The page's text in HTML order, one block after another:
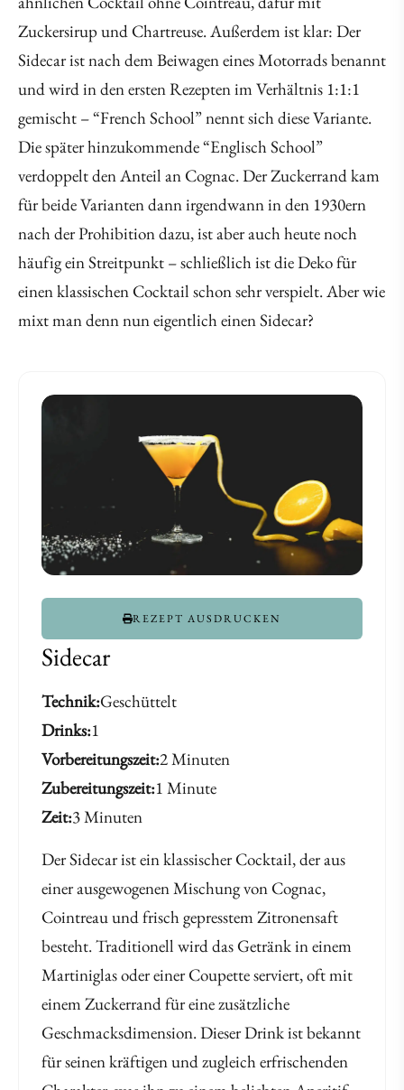
Zuckersirup und Chartreuse. Außerdem ist klar: Der
Sidecar ist nach dem Beiwagen eines Motorrads benannt
und wird in den ersten Rezepten im Verhältnis 1:1:1
gemischt – “French School” nennt sich diese Variante.
Die später hinzukommende “Englisch School”
verdoppelt den Anteil an Cognac. Der Zuckerrand kam
für beide Varianten dann irgendwann in den 1930ern
nach der Prohibition dazu, ist aber auch heute noch
häufig ein Streitpunkt – schließlich ist die Deko für
einen klassischen Cocktail schon sehr verspielt. Aber wie
mixt man denn nun eigentlich einen Sidecar?
Sidecar
Technik Geschüttelt
Drinks 1
Vorbereitungszeit 2 Minuten
Zubereitungszeit 1 Minute
Zeit 3 Minuten
Der Sidecar ist ein klassischer Cocktail, der aus
einer ausgewogenen Mischung von Cognac,
Cointreau und frisch gepresstem Zitronensaft
besteht. Traditionell wird das Getränk in einem
Martiniglas oder einer Coupette serviert, oft mit
einem Zuckerrand für eine zusätzliche
Geschmacksdimension. Dieser Drink ist bekannt
für seinen kräftigen und zugleich erfrischenden
REZEPT AUSDRUCKEN